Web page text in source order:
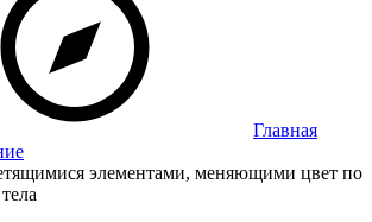
Главная
элементами, меняющими цвет по